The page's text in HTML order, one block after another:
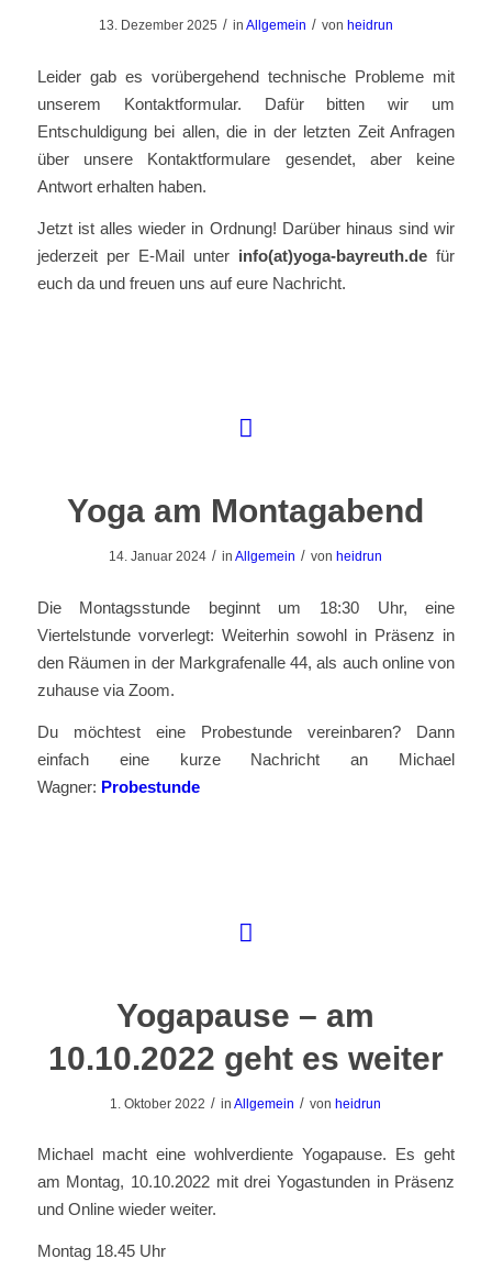
13. Dezember 2025 / in Allgemein / von heidrun
Leider gab es vorübergehend technische Probleme mit
unserem Kontaktformular. Dafür bitten wir um
Entschuldigung bei allen, die in der letzten Zeit Anfragen
über unsere Kontaktformulare gesendet, aber keine
Antwort erhalten haben.
Jetzt ist alles wieder in Ordnung! Darüber hinaus sind wir
jederzeit per E-Mail unter info(at)yoga-bayreuth.de für
euch da und freuen uns auf eure Nachricht.
Yoga am Montagabend
14. Januar 2024 / inAllgemein / von heidrun
Die Montagsstunde beginnt um 18:30 Uhr, eine
Viertelstunde vorverlegt: Weiterhin sowohl in Präsenz in
den Räumen in der Markgrafenalle 44, als auch online von
zuhause via Zoom.
Du möchtest eine Probestunde vereinbaren? Dann
einfach eine kurze Nachricht an Michael
Wagner: Probestunde
Yogapause – am
10.10.2022 geht es weiter
1. Oktober 2022 / inAllgemein / vonheidrun
Michael macht eine wohlverdiente Yogapause. Es geht
am Montag, 10.10.2022 mit drei Yogastunden in Präsenz
und Online wieder weiter.
Montag 18.45 Uhr